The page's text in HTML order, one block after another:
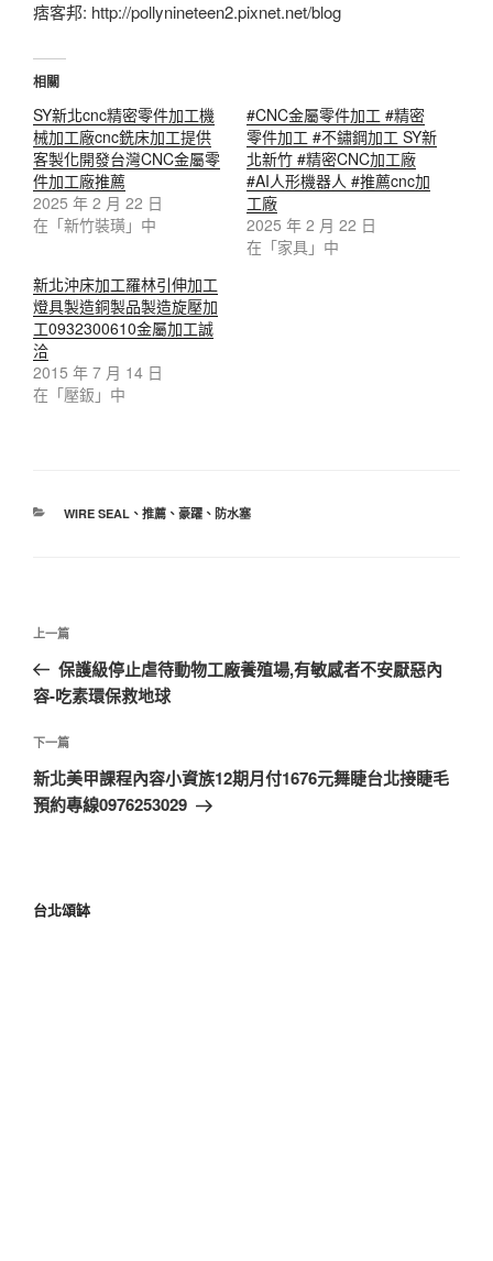
痞客邦: http://pollynineteen2.pixnet.net/blog
相關
SY新北cnc精密零件加工機
械加工廠cnc銑床加工提供
客製化開發台灣CNC金屬零
件加工廠推薦
2025 年 2 月 22 日
在「新竹裝璜」中
#CNC金屬零件加工 #精密
零件加工 #不鏽鋼加工 SY新
北新竹 #精密CNC加工廠
#AI人形機器人 #推薦cnc加
工廠
2025 年 2 月 22 日
在「家具」中
新北沖床加工羅林引伸加工
燈具製造銅製品製造旋壓加
工0932300610金屬加工誠
洽
2015 年 7 月 14 日
在「壓鈑」中
WIRE SEAL、 推薦、 豪躍、 防水塞
上一篇
保護級停止虐待動物工廠養殖場,有敏感者不安厭惡內
容-吃素環保救地球
下一篇
新北美甲課程內容小資族12期月付1676元舞睫台北接睫毛
預約專線0976253029
台北頌缽